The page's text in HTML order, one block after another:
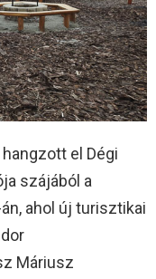
el Dégi
szájából a
ahol új turisztikai
Máriusz